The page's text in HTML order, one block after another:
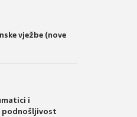
vježbe (nove
i